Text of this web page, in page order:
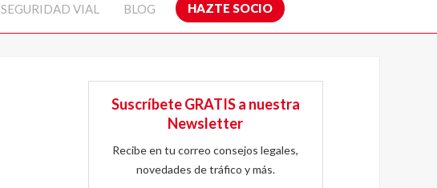
SEGURIDAD VIAL BLOG HAZTE SOCIO
Suscríbete GRATIS a nuestra
Newsletter
Recibe en tu correo consejos legales,
novedades de tráfico y más.